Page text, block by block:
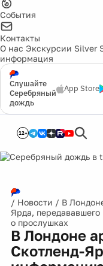
События
Контакты
О нас Экскурсии Silver
информация
Слушайте
Серебряный
дождь
App Store
12+
/ Новости / В
Ярда,
о прослушках
В Лондоне
Скотленд-